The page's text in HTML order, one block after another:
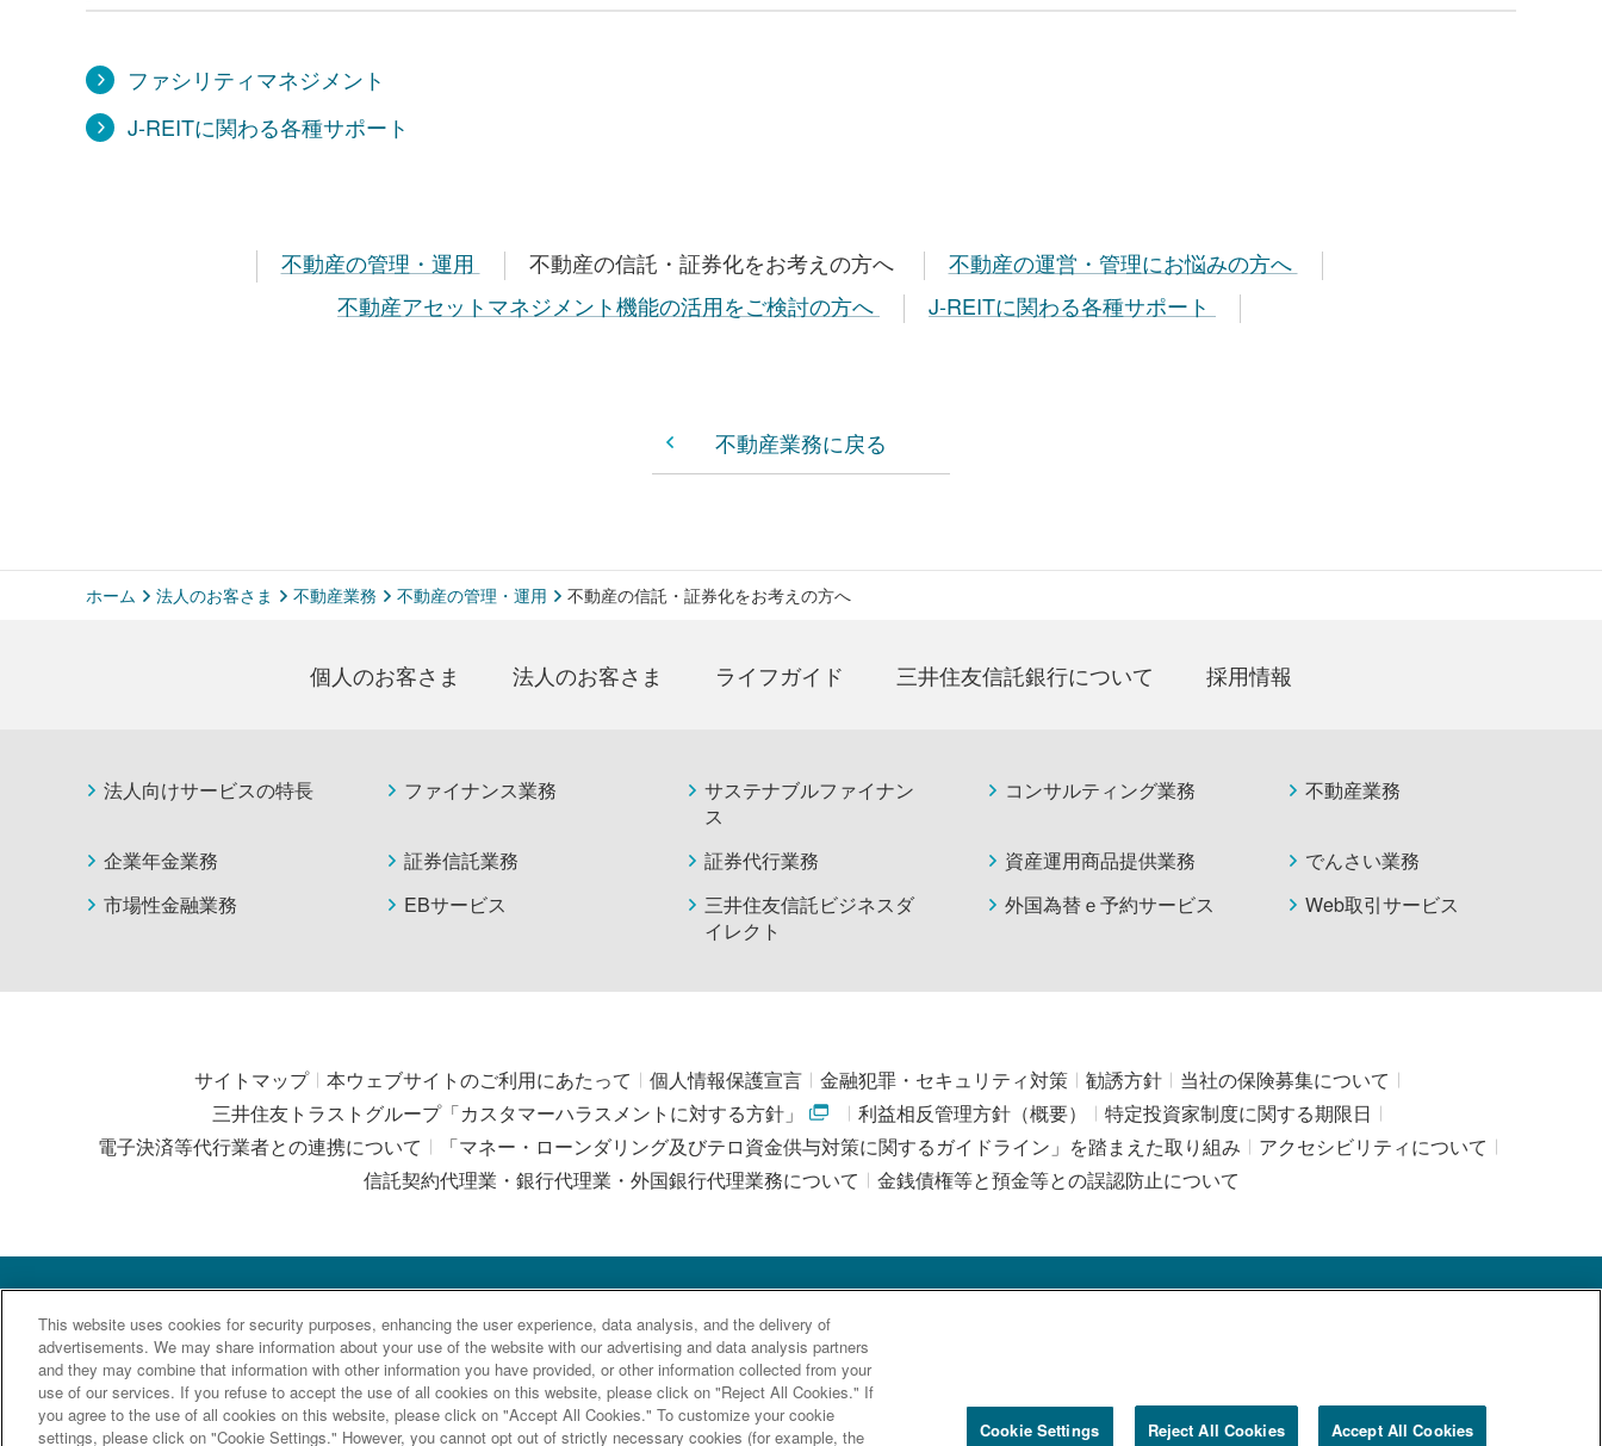
ファシリティマネジメント
J-REITに関わる各種サポート
不動産の管理・運用 不動産の信託・証券化をお考えの方へ
不動産の運営・管理にお悩みの方へ
不動産アセットマネジメント機能の活用をご検討の方へ
J-REITに関わる各種サポート
不動産業務に戻る
ホーム 法人のお客さま 不動産業務 不動産の管理・運用 不動産の信託・証券化をお考えの方へ
個人のお客さま 法人のお客さま ライフガイド 三井住友信託銀行について 採用情報
法人向けサービスの特長 ファイナンス業務
サステナブルファイナン
ス
コンサルティング業務 不動産業務
企業年金業務 証券信託業務 証券代行業務 資産運用商品提供業務
でんさい業務
市場性金融業務
EBサービス
三井住友信託ビジネスダ
イレクト
外国為替ｅ予約サービス Web取引サービス
サイトマップ 本ウェブサイトのご利用にあたって 個人情報保護宣言 金融犯罪・セキュリティ対策 勧誘方針
当社の保険募集について
三井住友トラストグループ「カスタマーハラスメントに対する方針」
利益相反管理方針（概要）
特定投資家制度に関する期限日
電子決済等代行業者との連携について
「マネー・ローンダリング及びテロ資金供与対策に関するガイドライン」を踏まえた取り組み
アクセシビリティについて
信託契約代理業・銀行代理業・外国銀行代理業務について
金銭債権等と預金等との誤認防止について
三井住友信託銀行株式会社
登録金融機関 関東財務局長（登金）第649号
加入協会： 日本証券業協会、一般社団法人 資産運用業協会、一般社団法人 金融先物取引業協会
This website uses cookies for security purposes, enhancing the user experience, data analysis, and the delivery of
advertisements. We may share information about your use of the website with our advertising and data analysis partners
and they may combine that information with other information you have provided, or other information collected from your
use of our services. If you refuse to accept the use of all cookies on this website, please click on "Reject All Cookies." If
you agree to the use of all cookies on this website, please click on "Accept All Cookies." To customize your cookie
settings, please click on "Cookie Settings." However, you cannot opt out of strictly necessary cookies (for example, the
Cookie Settings Reject All Cookies Accept All Cookies